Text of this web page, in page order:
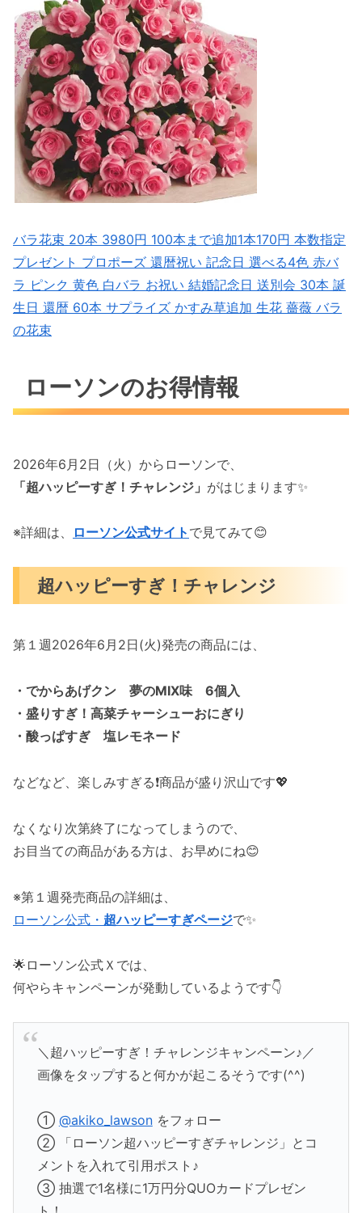
バラ花束 20本 3980円 100本まで追加1本170円 本数指定
プレゼント プロポーズ 還暦祝い 記念日 選べる4色 赤バ
ラ ピンク 黄色 白バラ お祝い 結婚記念日 送別会 30本 誕
生日 還暦 60本 サプライズ かすみ草追加 生花 薔薇 バラ
の花束
ローソンのお得情報
2026年6月2日（火）からローソンで、
「超ハッピーすぎ！チャレンジ」 がはじまります✨️
※詳細は、 ローソン公式サイト で見てみて😊
超ハッピーすぎ！チャレンジ
第１週2026年6月2日(火)発売の商品には、
・でからあげクン 夢のMIX味 6個入
・盛りすぎ！高菜チャーシューおにぎり
・酸っぱすぎ 塩レモネード
などなど、楽しみすぎる❗️商品が盛り沢山です💖
なくなり次第終了になってしまうので、
お目当ての商品がある方は、お早めにね😊
※第１週発売商品の詳細は、
ローソン公式・ 超ハッピーすぎページで✨️
🌟ローソン公式Ｘでは、
何やらキャンペーンが発動しているようです👇️
＼超ハッピーすぎ！チャレンジキャンペーン♪／
画像をタップすると何かが起こるそうです(^^)
① @akiko_lawsonをフォロー
② 「ローソン超ハッピーすぎチャレンジ」とコ
メントを入れて引用ポスト♪
③ 抽選で1名様に1万円分QUOカードプレゼン